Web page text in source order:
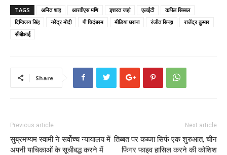
TAGS अमित शाह आरवीएस मणि इशरत जहां एलईटी
कपिल सिब्बल
दिग्विजय सिंह
नरेंद्र मोदी पी चिदंबरम मीडिया घराना रंजीत सिन्हा
राजेंद्र कुमार
सीबीआई
Share
Previous article
सुब्रमण्यम स्वामी ने सर्वोच्च न्यायालय में
अपनी याचिकाओं के सूचीबद्ध करने में
Next article
तिब्बत पर कब्जा सिर्फ एक शुरुआत, चीन
फिंगर फाइव हासिल करने की कोशिश